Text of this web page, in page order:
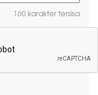
160 karakter tersisa